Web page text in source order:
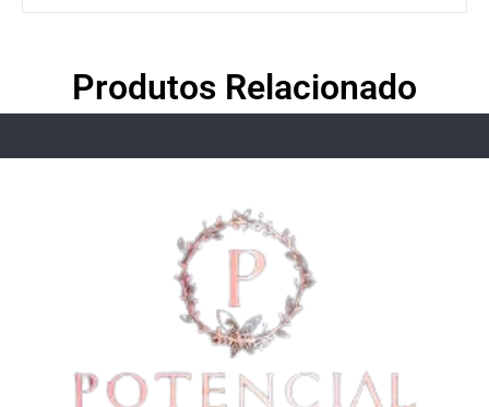
Produtos Relacionado